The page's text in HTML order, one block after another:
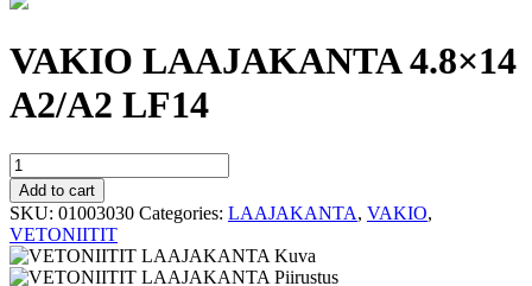
VAKIO LAAJAKANTA 4.8×14
A2/A2 LF14
VAKIO
LAAJAKANTA
4.8x14
A2/A2
LF14
quantity
Add to cart
SKU: 01003030 Categories: LAAJAKANTA, VAKIO,
VETONIITIT